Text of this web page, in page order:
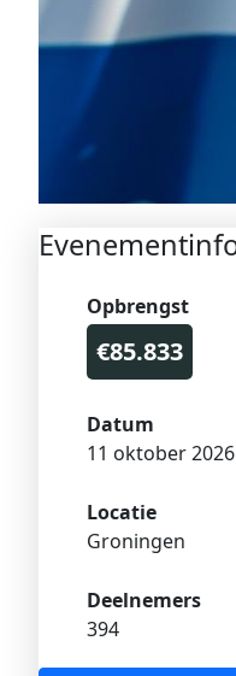
Opbrengst
€85.833
Datum
11 oktober 2026
Locatie
Groningen
Deelnemers
394